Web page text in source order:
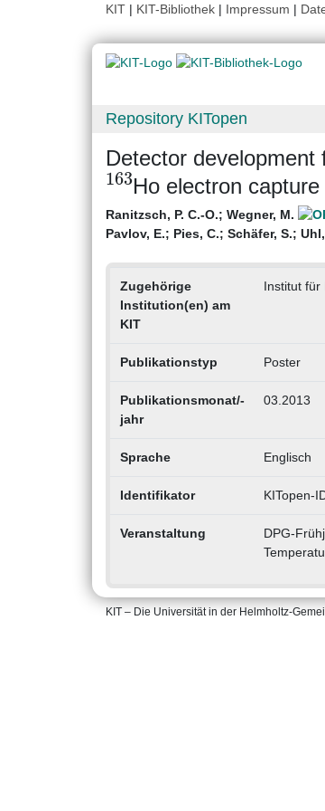
KIT | KIT-Bibliothek | Impressum |
Repository KITopen
Detector
163
Ho electron
Ranitzsch, P. C.-O.; Wegner, M.
Pavlov, E.; Pies, C.; Schäfer, S.;
Zugehörige
Institution(en) am
KIT
Institut für
Publikationstyp Poster
Publikationsmonat/-
jahr
03.2013
Sprache Englisch
Identifikator KITopen-
Veranstaltung
DPG-
KIT – Die Universität in der Helmholtz-